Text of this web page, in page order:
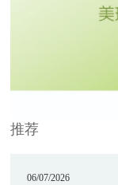
推荐
06/07/2026